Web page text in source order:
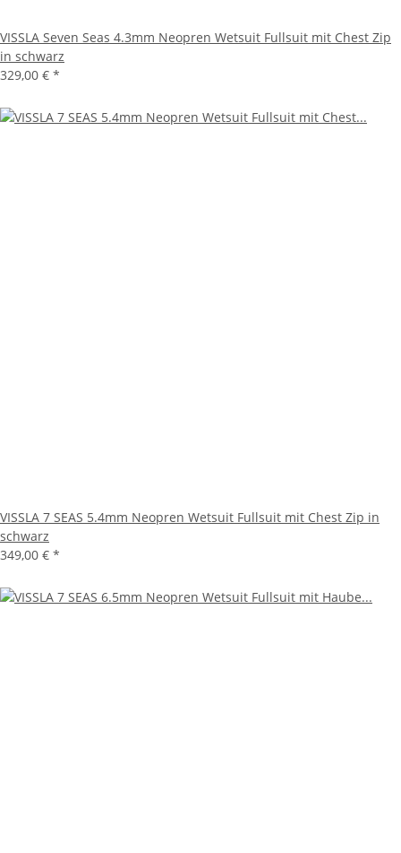
VISSLA Seven Seas 4.3mm Neopren Wetsuit Fullsuit mit Chest Zip
in schwarz
329,00 € *
VISSLA 7 SEAS 5.4mm Neopren Wetsuit Fullsuit mit Chest Zip in
schwarz
349,00 € *